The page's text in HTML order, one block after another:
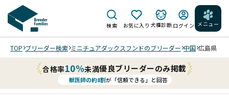
検索 お気に入り 犬種診断 ログイン メニュー
TOP ブリーダー検索 ミニチュアダックスフンドのブリーダー 中国 広島県
合格率10%未満優良ブリーダーのみ掲載
獣医師の約8割が「信頼できる」と回答